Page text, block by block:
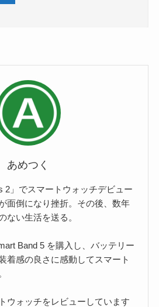
あめつく
2」でスマートウォッチデビュー
面倒になり挫折。その後、数年
ない生活を送る。
Band 5 を購入し、バッテリー
着感の良さに感動してスマート
ウォッチをレビューしています